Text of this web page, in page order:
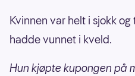
Kvinnen var helt i sjokk
hadde vunnet i kveld.
Hun kjøpte kupongen på